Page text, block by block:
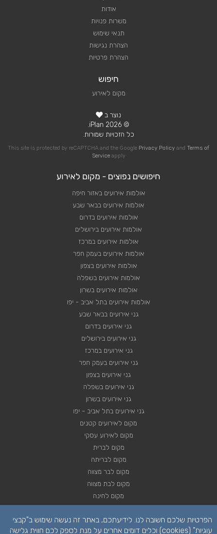
אודות
משרות פנויות
תנאי שימוש
הצהרת נגישות
הצהרת פרטיות
חיפוש
מקום לאירוע
נוצר ב
© 2026 iPlan.
כל הזכויות שמורות.
This site is protected by reCAPTCHA and the Google Privacy Policy and Terms of
Serviceapply
חיפושים נפוצים - מקום לאירוע
אולמות אירועים באזור חיפה
אולמות אירועים בבאר שבע
אולמות אירועים בדרום
אולמות אירועים בירושלים
אולמות אירועים במרכז
אולמות אירועים בעמק חפר
אולמות אירועים בצפון
אולמות אירועים בשפלה
אולמות אירועים בשרון
אולמות אירועים בתל אביב - יפו
גני אירועים בבאר שבע
גני אירועים בדרום
גני אירועים בירושלים
גני אירועים במרכז
גני אירועים בעמק חפר
גני אירועים בצפון
גני אירועים בשפלה
גני אירועים בשרון
גני אירועים בתל אביב - יפו
מקום לאירועים קטנים
מקום לאירוע עסקי
מקום לברית
מקום לבריתה
מקום לבר מצווה
מקום לבת מצווה
מקום לחינה
מקום לכנסים
הפרטיות שלכם חשובה לנו. לידיעתכם, באתר זה נעשה שימוש ב"קבצי
עוגיות" (cookies) וכלים דומים אחרים על מנת לספק לכם חווית גלישה